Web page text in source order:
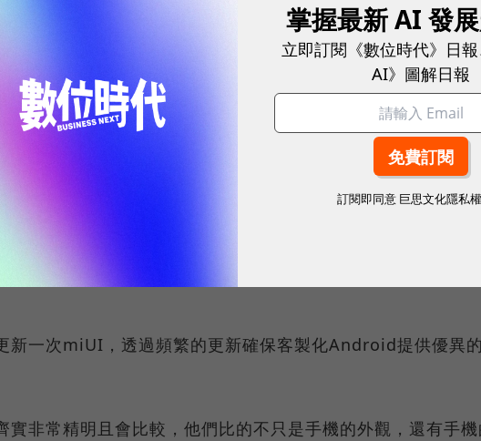
粉」的活躍程度是其他智慧型手機使用者的兩倍，廣大的「米
上分享開箱、拆解的心得，這些建議都會被新一款的小米機
討論小米機，例如小米機推出不同硬碟儲存空間的版本正是
雷軍說：「有哪些智慧型手機品牌會吸取使用者的反饋而做
。」
體，建議被採用的網友總會向同學朋友提起或推銷，小米機
新一次miUI，透過頻繁的更新確保客製化Android提供優異
實非常精明且會比較，他們比的不只是手機的外觀，還有手機
掌握最新 AI 發展
立即訂閱《數位時代》日
AI》圖解日報
訂閱即同意 巨思文化隱私